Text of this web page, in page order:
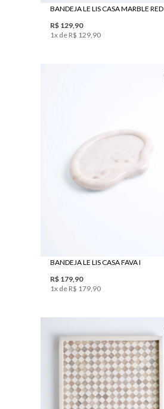
BANDEJA LE LIS CASA MARBLE RED
R$ 129, 90
1x de R$ 129, 90
BANDEJA LE LIS CASA FAVA I
R$ 179, 90
1x de R$ 179, 90